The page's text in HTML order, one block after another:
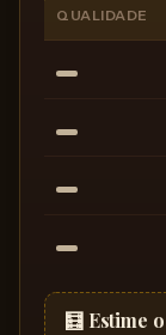
QUALIDADE
🧮 Estime